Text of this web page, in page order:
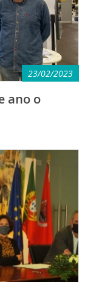
- Santiago de
23/02/2023
ano o